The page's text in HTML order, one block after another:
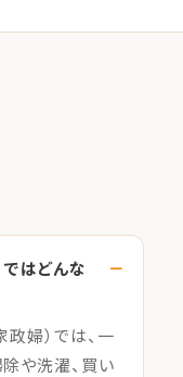
ではどんな
婦）では、一
や洗濯、買い